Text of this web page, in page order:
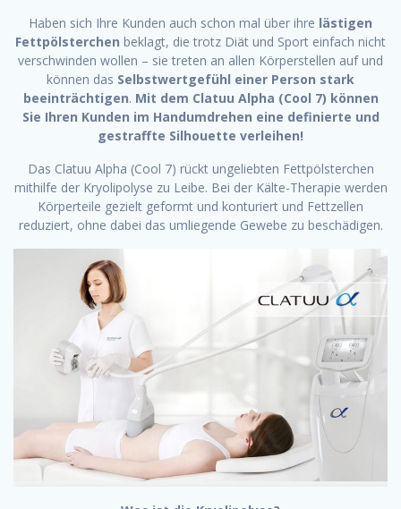
Haben sich Ihre Kunden auch schon mal über ihre lästigen
Fettpölsterchen beklagt, die trotz Diät und Sport einfach nicht
verschwinden wollen – sie treten an allen Körperstellen auf und
können das Selbstwertgefühl einer Person stark
beeinträchtigen. Mit dem Clatuu Alpha (Cool 7) können
Sie Ihren Kunden im Handumdrehen eine definierte und
gestraffte Silhouette verleihen!
Das Clatuu Alpha (Cool 7) rückt ungeliebten Fettpölsterchen
mithilfe der Kryolipolyse zu Leibe. Bei der Kälte-Therapie werden
Körperteile gezielt geformt und konturiert und Fettzellen
reduziert, ohne dabei das umliegende Gewebe zu beschädigen.